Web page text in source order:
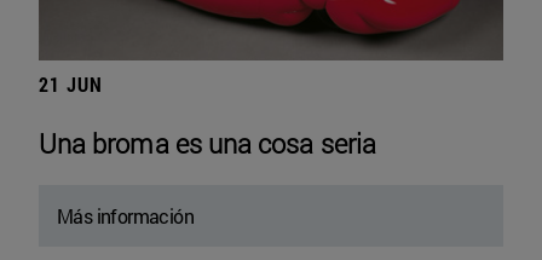
21 JUN
Una broma es una cosa seria
Más información